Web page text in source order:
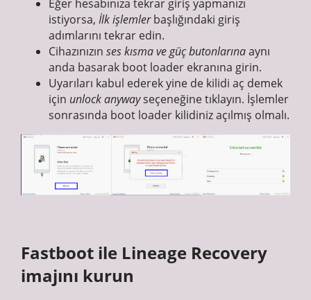
Eğer hesabınıza tekrar giriş yapmanızı
istiyorsa, İlk işlemlerbaşlığındaki giriş
adımlarını tekrar edin.
Cihazınızın ses kısma ve güç butonlarınaaynı
anda basarak boot loader ekranına girin.
Uyarıları kabul ederek yine de kilidi aç demek
için unlock anywayseçeneğine tıklayın. İşlemler
sonrasında boot loader kilidiniz açılmış olmalı.
Fastboot ile Lineage Recovery
imajını kurun